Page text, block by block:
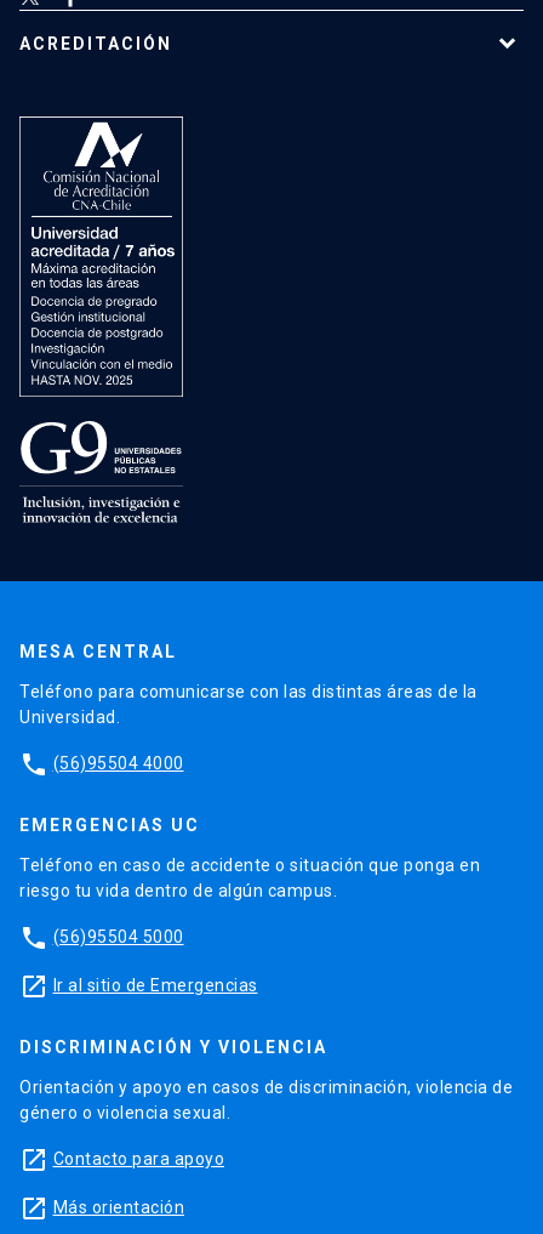
ACREDITACIÓN
MESA CENTRAL
Teléfono para comunicarse con las distintas áreas de la
Universidad.
phone (56)95504 4000
EMERGENCIAS UC
Teléfono en caso de accidente o situación que ponga en
riesgo tu vida dentro de algún campus.
phone (56)95504 5000
launch Ir al sitio de Emergencias
DISCRIMINACIÓN Y VIOLENCIA
Orientación y apoyo en casos de discriminación, violencia de
género o violencia sexual.
launch Contacto para apoyo
launch Más orientación